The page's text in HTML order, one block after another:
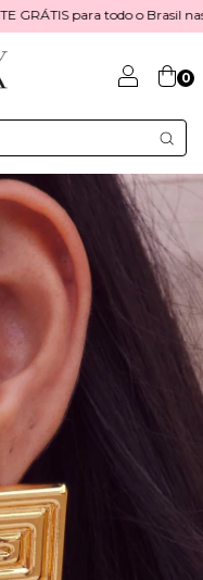
GRÁTIS para todo o Brasil nas
0